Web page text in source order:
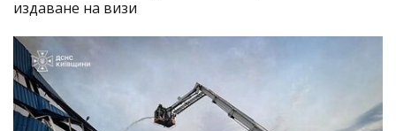
издаване на визи